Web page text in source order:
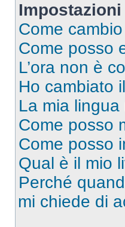
Come
Come posso
L’ora non è
Ho cambiato
La mia
Come posso
Come posso
Qual è il mio
Perché
mi chiede di